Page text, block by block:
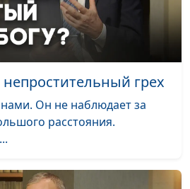
стать
Юлия Синицына,
Андрей Демидов,
священнослужитель
Андрей Демидов,
священнослужитель
священнослужитель
грех
Он не наблюдает за
расстояния.